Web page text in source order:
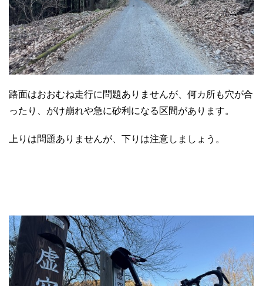
路面はおおむね走行に問題ありませんが、何カ所も穴が合
ったり、がけ崩れや急に砂利になる区間があります。
上りは問題ありませんが、下りは注意しましょう。